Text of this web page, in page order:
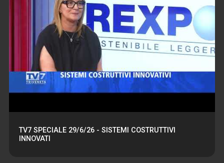
TV7 SPECIALE 29/6/26 - SISTEMI COSTRUTTIVI
INNOVATI